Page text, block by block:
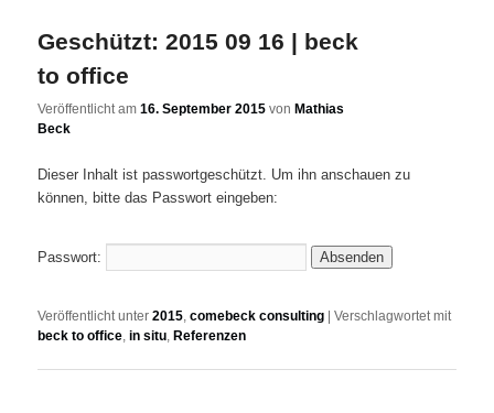
Geschützt: 2015 09 16 | beck
to office
Veröffentlicht am16. September 2015 von Mathias
Beck
Dieser Inhalt ist passwortgeschützt. Um ihn anschauen zu
können, bitte das Passwort eingeben:
Passwort:
Veröffentlicht unter 2015,comebeck consulting |Verschlagwortet mit
beck to office,in situ,Referenzen